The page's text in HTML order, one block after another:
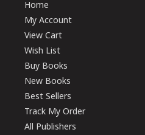
Home
My Account
View Cart
Wish List
Buy Books
New Books
Best Sellers
Track My Order
All Publishers